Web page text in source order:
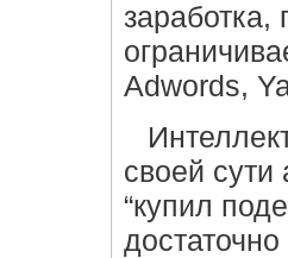
заработка,
Adwords,
своей
“купил